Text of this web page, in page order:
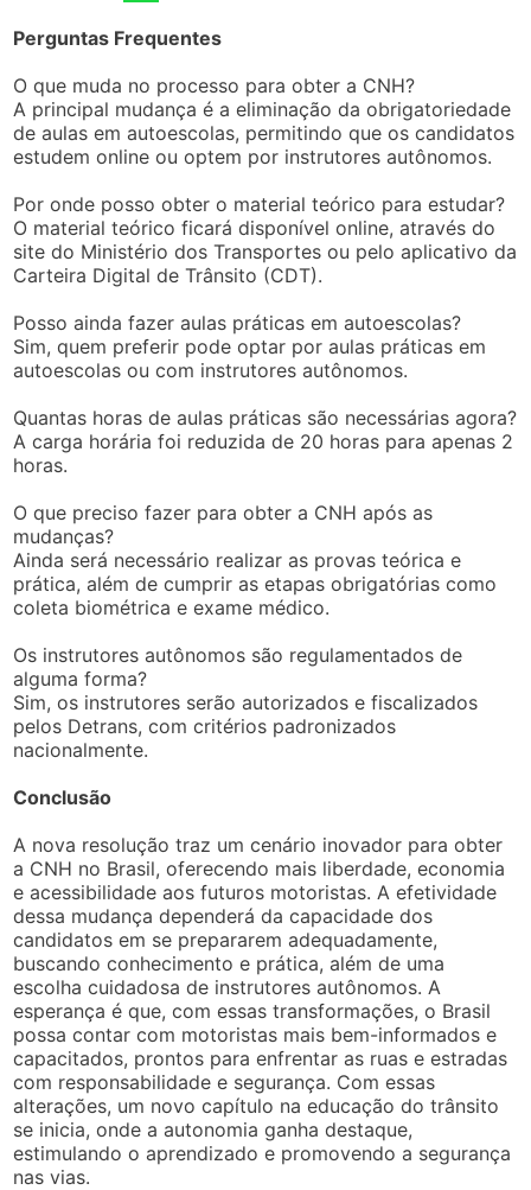
Perguntas Frequentes
O que muda no processo para obter a CNH?
A principal mudança é a eliminação da obrigatoriedade
de aulas em autoescolas, permitindo que os candidatos
estudem online ou optem por instrutores autônomos.
Por onde posso obter o material teórico para estudar?
O material teórico ficará disponível online, através do
site do Ministério dos Transportes ou pelo aplicativo da
Carteira Digital de Trânsito (CDT).
Posso ainda fazer aulas práticas em autoescolas?
Sim, quem preferir pode optar por aulas práticas em
autoescolas ou com instrutores autônomos.
Quantas horas de aulas práticas são necessárias agora?
A carga horária foi reduzida de 20 horas para apenas 2
horas.
O que preciso fazer para obter a CNH após as
mudanças?
Ainda será necessário realizar as provas teórica e
prática, além de cumprir as etapas obrigatórias como
coleta biométrica e exame médico.
Os instrutores autônomos são regulamentados de
alguma forma?
Sim, os instrutores serão autorizados e fiscalizados
pelos Detrans, com critérios padronizados
nacionalmente.
Conclusão
A nova resolução traz um cenário inovador para obter
a CNH no Brasil, oferecendo mais liberdade, economia
e acessibilidade aos futuros motoristas. A efetividade
dessa mudança dependerá da capacidade dos
candidatos em se prepararem adequadamente,
buscando conhecimento e prática, além de uma
escolha cuidadosa de instrutores autônomos. A
esperança é que, com essas transformações, o Brasil
possa contar com motoristas mais bem-informados e
capacitados, prontos para enfrentar as ruas e estradas
com responsabilidade e segurança. Com essas
alterações, um novo capítulo na educação do trânsito
se inicia, onde a autonomia ganha destaque,
estimulando o aprendizado e promovendo a segurança
nas vias.